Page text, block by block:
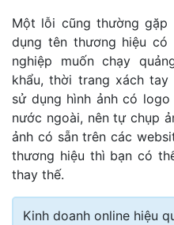
Một lỗi cũng thường
dụng tên thương hiệu có
nghiệp muốn chạy
khẩu, thời trang xách tay
sử dụng hình ảnh có
nước ngoài, nên tự chụp
ảnh có sẵn trên các
thương hiệu thì bạn có
thay thế.
Kinh doanh online hiệu